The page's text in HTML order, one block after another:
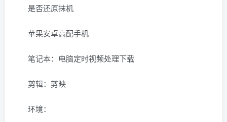
是否还原抹机
苹果安卓高配手机
笔记本：电脑定时视频处理下载
剪辑：剪映
环境：